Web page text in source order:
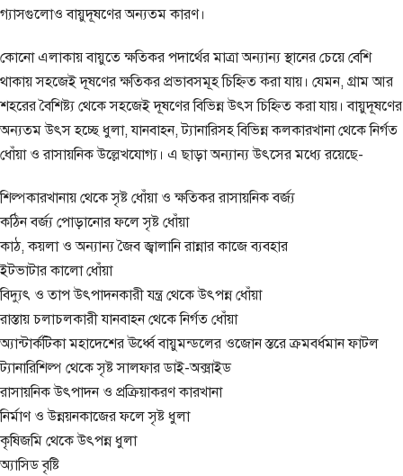
গ্যাসগুলোও বায়ুদূষণের অন্যতম কারণ।
কোনো এলাকায় বায়ুতে ক্ষতিকর পদার্থের মাত্রা অন্যান্য স্থানের চেয়ে বেশি
থাকায় সহজেই দূষণের ক্ষতিকর প্রভাবসমূহ চিহ্নিত করা যায়। যেমন, গ্রাম আর
শহরের বৈশিষ্ট্য থেকে সহজেই দূষণের বিভিন্ন উৎস চিহ্নিত করা যায়। বায়ুদূষণের
অন্যতম উৎস হচ্ছে ধুলা, যানবাহন, ট্যানারিসহ বিভিন্ন কলকারখানা থেকে নির্গত
ধোঁয়া ও রাসায়নিক উল্লেখযোগ্য। এ ছাড়া অন্যান্য উৎসের মধ্যে রয়েছে-
শিল্পকারখানায় থেকে সৃষ্ট ধোঁয়া ও ক্ষতিকর রাসায়নিক বর্জ্য
কঠিন বর্জ্য পোড়ানোর ফলে সৃষ্ট ধোঁয়া
কাঠ, কয়লা ও অন্যান্য জৈব জ্বালানি রান্নার কাজে ব্যবহার
ইটভাটার কালো ধোঁয়া
বিদ্যুৎ ও তাপ উৎপাদনকারী যন্ত্র থেকে উৎপন্ন ধোঁয়া
রাস্তায় চলাচলকারী যানবাহন থেকে নির্গত ধোঁয়া
অ্যান্টার্কটিকা মহাদেশের ঊর্ধ্বে বায়ুমন্ডলের ওজোন স্তরে ক্রমবর্ধমান ফাটল
ট্যানারিশিল্প থেকে সৃষ্ট সালফার ডাই-অক্সাইড
রাসায়নিক উৎপাদন ও প্রক্রিয়াকরণ কারখানা
নির্মাণ ও উন্নয়নকাজের ফলে সৃষ্ট ধুলা
কৃষিজমি থেকে উৎপন্ন ধুলা
অ্যাসিড বৃষ্টি